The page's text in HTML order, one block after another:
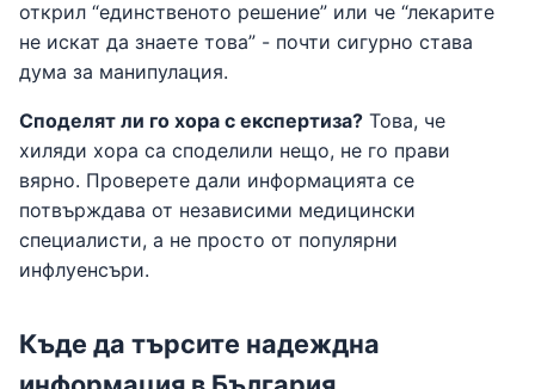
открил “единственото решение” или че “лекарите
не искат да знаете това” - почти сигурно става
дума за манипулация.
Споделят ли го хора с експертиза? Това, че
хиляди хора са споделили нещо, не го прави
вярно. Проверете дали информацията се
потвърждава от независими медицински
специалисти, а не просто от популярни
инфлуенсъри.
Къде да търсите надеждна